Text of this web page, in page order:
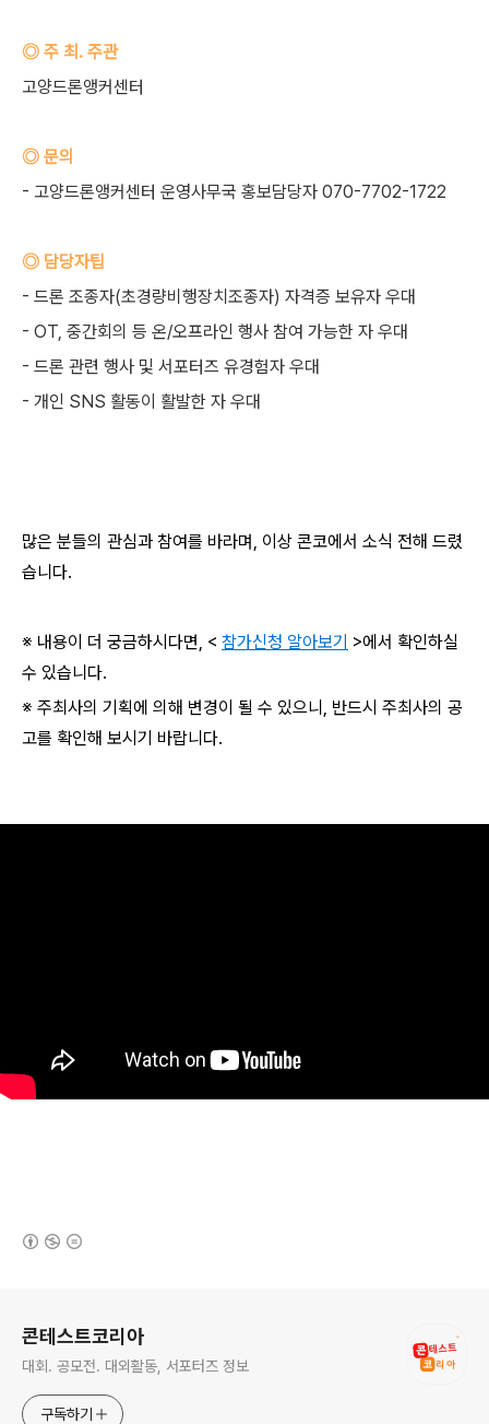
◎ 주 최. 주관
고양드론앵커센터
◎ 문의
- 고양드론앵커센터 운영사무국 홍보담당자 070-7702-1722
◎ 담당자팁
- 드론 조종자(초경량비행장치조종자) 자격증 보유자 우대
- OT, 중간회의 등 온/오프라인 행사 참여 가능한 자 우대
- 드론 관련 행사 및 서포터즈 유경험자 우대
- 개인 SNS 활동이 활발한 자 우대
많은 분들의 관심과 참여를 바라며, 이상 콘코에서 소식 전해 드렸
습니다.
※ 내용이 더 궁금하시다면, < 참가신청 알아보기 >에서 확인하실
수 있습니다.
※ 주최사의 기획에 의해 변경이 될 수 있으니, 반드시 주최사의 공
고를 확인해 보시기 바랍니다.
콘테스트코리아
대회. 공모전. 대외활동, 서포터즈 정보
구독하기